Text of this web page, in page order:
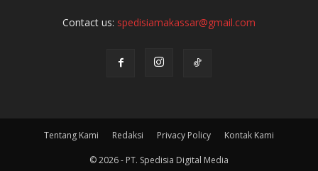
Contact us: spedisiamakassar@gmail.com
Tentang Kami Redaksi Privacy Policy Kontak Kami
© 2026 - PT. Spedisia Digital Media